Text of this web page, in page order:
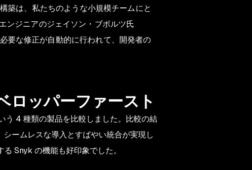
築は、私たちのような小規模チームにと
ンジニアのジェイソン・ブボルツ氏
要な修正が自動的に行われて、開発者の
ロッパーファースト
4 種類の製品を比較しました。比較の結
ームレスな導入とすばやい統合が実現し
Snyk の機能も好印象でした。